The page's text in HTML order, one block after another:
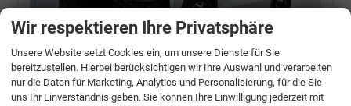
Wir respektieren Ihre Privatsphäre
Unsere Website setzt Cookies ein, um unsere Dienste für Sie
bereitzustellen. Hierbei berücksichtigen wir Ihre Auswahl und verarbeiten
nur die Daten für Marketing, Analytics und Personalisierung, für die Sie
uns Ihr Einverständnis geben. Sie können Ihre Einwilligung jederzeit mit